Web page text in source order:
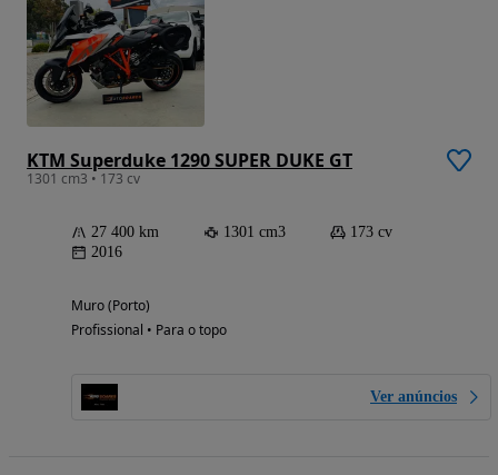
KTM Superduke 1290 SUPER DUKE GT
1301 cm3 • 173 cv
27 400 km 1301 cm3
173 cv
2016
Muro (Porto)
Profissional • Para o topo
Ver anúncios